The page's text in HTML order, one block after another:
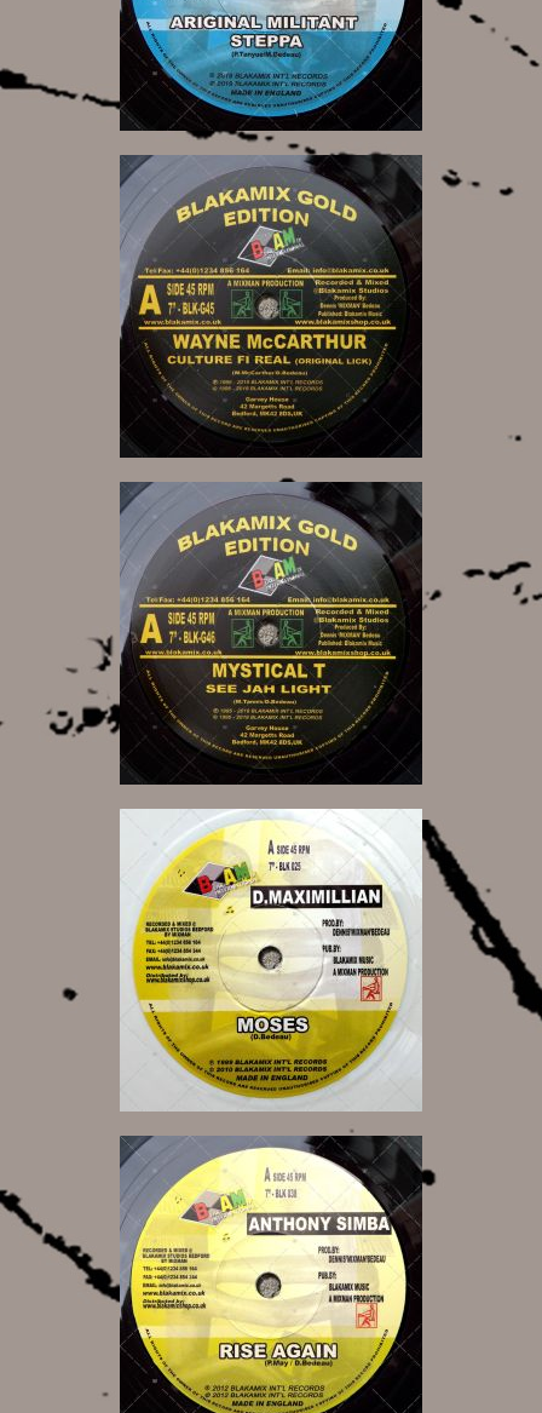
11,00 €
11,00 €
11,00 €
11,00 €
11,00 €